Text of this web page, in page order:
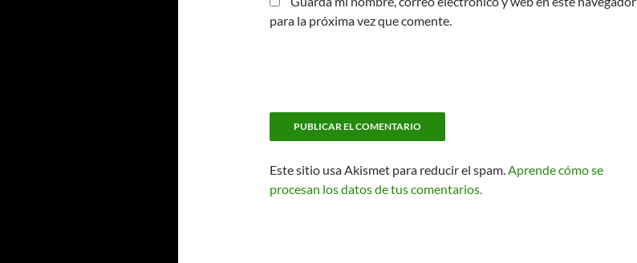
para la próxima vez que comente.
Este sitio usa Akismet para reducir el spam.Aprende cómo se
procesan los datos de tus comentarios.